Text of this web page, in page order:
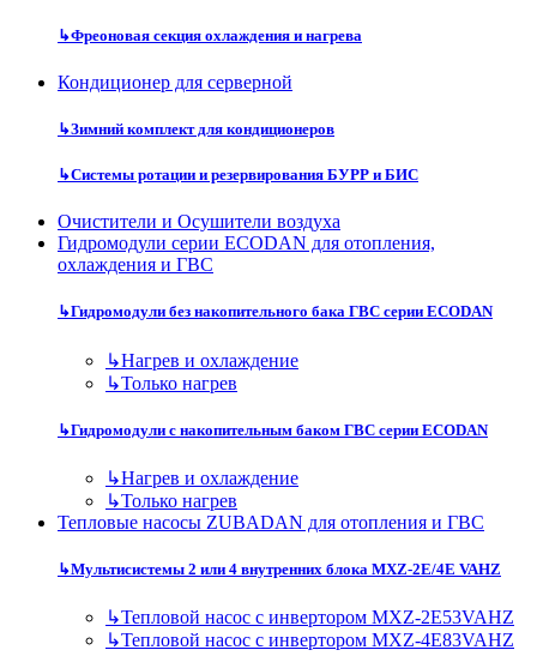
↳Фреоновая секция охлаждения и нагрева
Кондиционер для серверной
↳Зимний комплект для кондиционеров
↳Системы ротации и резервирования БУРР и БИС
Очистители и Осушители воздуха
Гидромодули серии ECODAN для отопления,
охлаждения и ГВС
↳Гидромодули без накопительного бака ГВС серии ECODAN
↳Нагрев и охлаждение
↳Только нагрев
↳Гидромодули с накопительным баком ГВС серии ECODAN
↳Нагрев и охлаждение
↳Только нагрев
Тепловые насосы ZUBADAN для отопления и ГВС
↳Мультисистемы 2 или 4 внутренних блока MXZ-2E/4E VAHZ
↳Тепловой насос с инвертором MXZ-2E53VAHZ
↳Тепловой насос с инвертором MXZ-4E83VAHZ